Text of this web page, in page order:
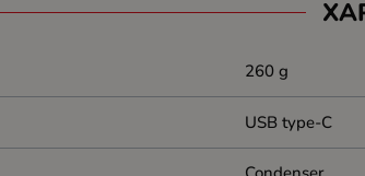
260 g
USB type-C